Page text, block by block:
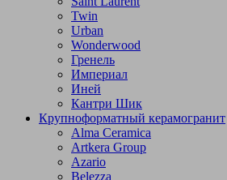
Twin
Urban
Wonderwood
Гренель
Империал
Иней
Кантри Шик
Крупноформатный керамогранит
Alma Ceramica
Artkera Group
Azario
Belezza